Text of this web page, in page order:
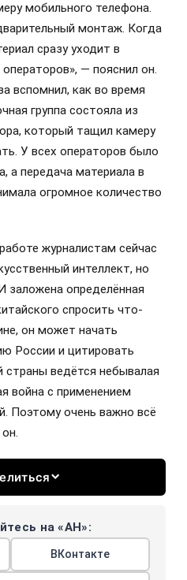
мобильного телефона.
монтаж. Когда
сразу уходит в
— пояснил он.
вспомнил, как во время
группа состояла из
который тащил камеру
У всех операторов было
а передача материала в
огромное количество
журналистам сейчас
интеллект, но
заложена определённая
спросить что-
он может начать
России и цитировать
страны ведётся небывалая
война с применением
Поэтому очень важно всё
на «АН»:
ВКонтакте